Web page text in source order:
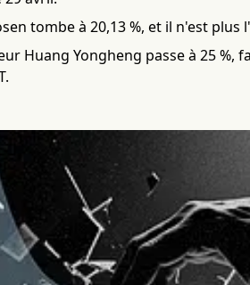
tombe à 20,13 %, et il n'est
Huang Yongheng passe à 25